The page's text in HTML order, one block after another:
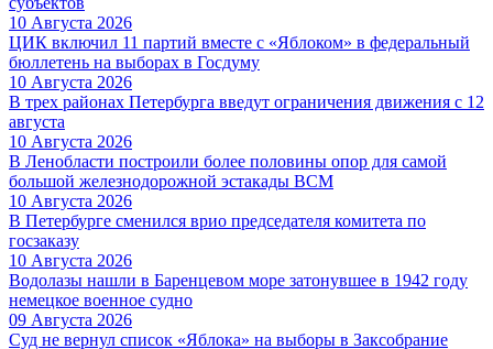
10 Августа 2026
ЦИК включил 11 партий вместе с «Яблоком» в федеральный
бюллетень на выборах в Госдуму
10 Августа 2026
В трех районах Петербурга введут ограничения движения с 12
августа
10 Августа 2026
В Ленобласти построили более половины опор для самой
большой железнодорожной эстакады ВСМ
10 Августа 2026
В Петербурге сменился врио председателя комитета по
госзаказу
10 Августа 2026
Водолазы нашли в Баренцевом море затонувшее в 1942 году
немецкое военное судно
09 Августа 2026
Суд не вернул список «Яблока» на выборы в Заксобрание